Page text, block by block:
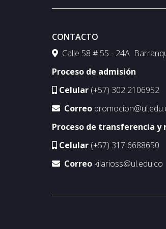
CONTACTO
Calle 58 # 55 - 24A
Proceso de admisión
Celular (+57) 302 2106952
Correo
Proceso de transferencia
Celular (+57) 317 6688650
Correo kilarioss@ul.edu.co